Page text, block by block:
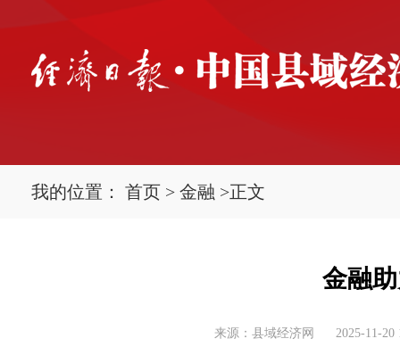
我的位置： 首页 > 金融 >正文
金融
来源：县域经济网 2025-11-20